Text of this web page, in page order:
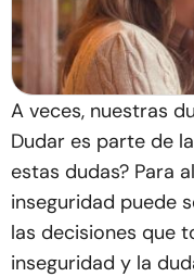
A veces, nuestras
Dudar es parte de
estas dudas? Para
inseguridad puede
las decisiones que
inseguridad y la